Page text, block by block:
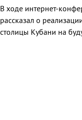
В ходе интернет-
рассказал о
столицы Кубани на